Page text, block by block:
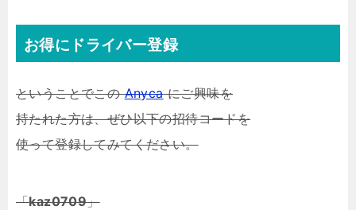
お得にドライバー登録
ということでこのAnycaにご興味を
持たれた方は、ぜひ以下の招待コードを
使って登録してみてください。
「kaz0709」